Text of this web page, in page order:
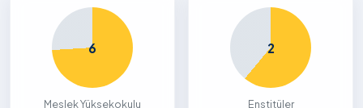
6
Meslek Yüksekokulu
2
Enstitüler